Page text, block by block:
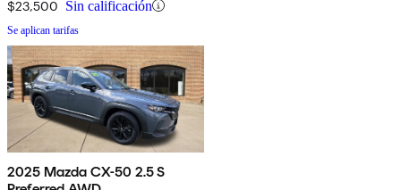
$23,500 Sin calificación
Se aplican tarifas
2025 Mazda CX-50 2.5 S